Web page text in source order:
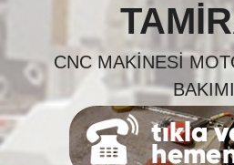
CNC MAKINESI
BAKIMI